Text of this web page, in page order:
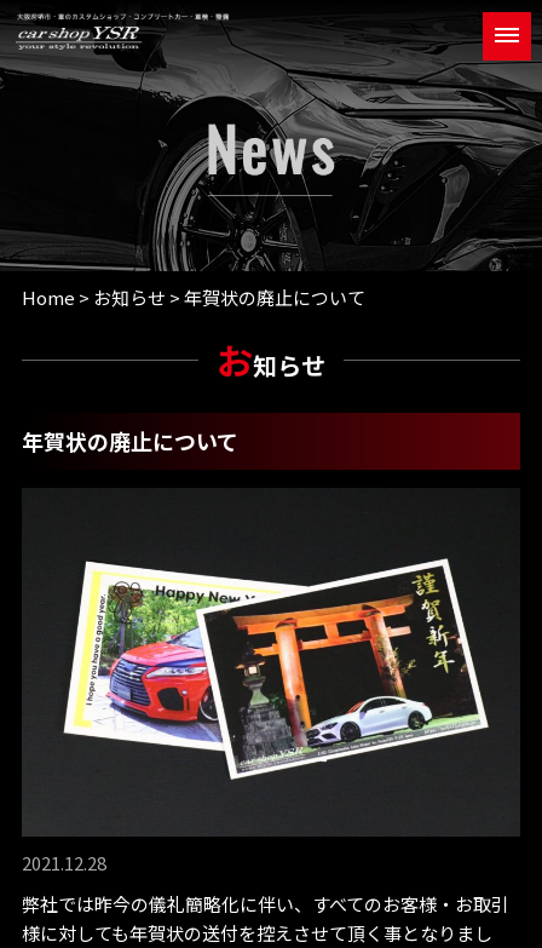
Home > お知らせ > 年賀状の廃止について
お知らせ
年賀状の廃止について
2021.12.28
弊社では昨今の儀礼簡略化に伴い、すべてのお客様・お取引
様に対しても年賀状の送付を控えさせて頂く事となりまし